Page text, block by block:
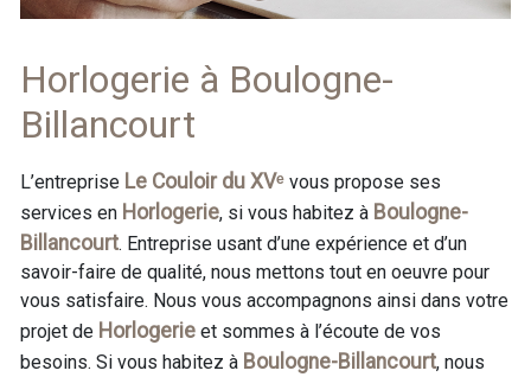
Horlogerie à Boulogne-
Billancourt
L’entreprise Le Couloir du XVᵉ vous propose ses
services en Horlogerie, si vous habitez à Boulogne-
Billancourt. Entreprise usant d’une expérience et d’un
savoir-faire de qualité, nous mettons tout en oeuvre pour
vous satisfaire. Nous vous accompagnons ainsi dans votre
projet de Horlogerie et sommes à l’écoute de vos
besoins. Si vous habitez à Boulogne-Billancourt, nous